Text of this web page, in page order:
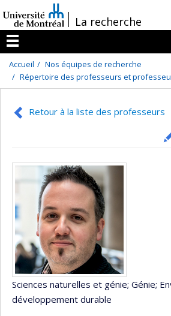
au
contenu
/La recherche
Menu
Accueil
Nos équipes de recherche
Répertoire des professeurs et
Retour à la liste des professeurs
Sciences naturelles et génie; Génie;
développement durable